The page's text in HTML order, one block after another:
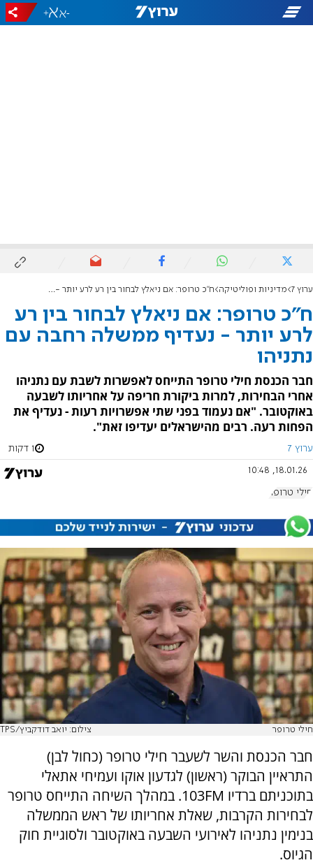
-
+
ערוץ 7 מדיניות ופוליטיקה ח"כ טרופר: אם ניאלץ לבחור בין רע לרע יותר - נעדיף ממשלה רחבה עם נתניהו
ח"כ טרופר: אם ניאלץ לבחור בין רע
לרע יותר - נעדיף ממשלה רחבה עם
נתניהו
חבר הכנסת חילי טרופר התייחס לאפשרות לשבת עם נתניהו
אחרי הבחירות, למרות ביקורת חריפה על אחריותו לשבעה
באוקטובר. "אם נעמוד בפני שתי אפשרויות רעות - נעדיף את
הפחות רעה. רבים מהישראלים יעדיפו זאת".
ערוץ 7 1 דקות
18.01.26, 10:48
חילי טרופר
חילי טרופר צילום: יואב דודקביץ/TPS
חבר הכנסת והשר לשעבר חילי טרופר (כחול לבן)
התראיין הבוקר (ראשון) לגדעון אוקו ועמיחי אתאלי
בתוכניתם ברדיו 103FM. במהלך השיחה התייחס טרופר
לבחירות הקרבות, שאלת אחריותו של ראש הממשלה
בנימין נתניהו לאירועי השבעה באוקטובר ולסוגיית חוק
הגיוס.